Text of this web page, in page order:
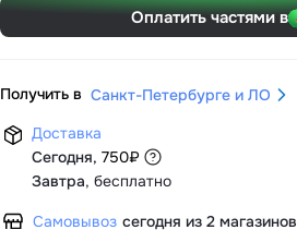
Оплатить частями в
Получить в Санкт-Петербурге и ЛО
Доставка
Сегодня, 750₽
Завтра, бесплатно
Самовывоз сегодня из 2 магазинов